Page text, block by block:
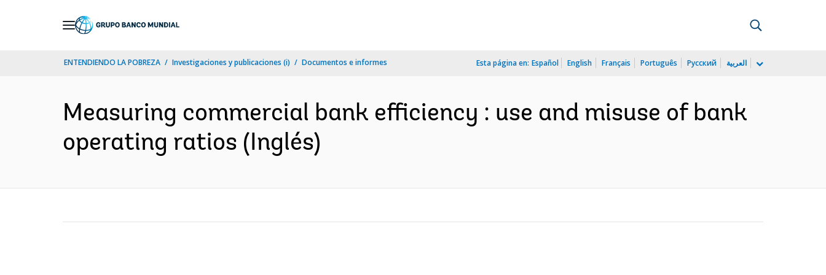
ENTENDIENDO LA POBREZA Investigaciones y publicaciones (i) Documentos e informes Esta página en: Español English Français Português Русский العربية
Measuring commercial bank efficiency : use and misuse of bank
operating ratios (Inglés)